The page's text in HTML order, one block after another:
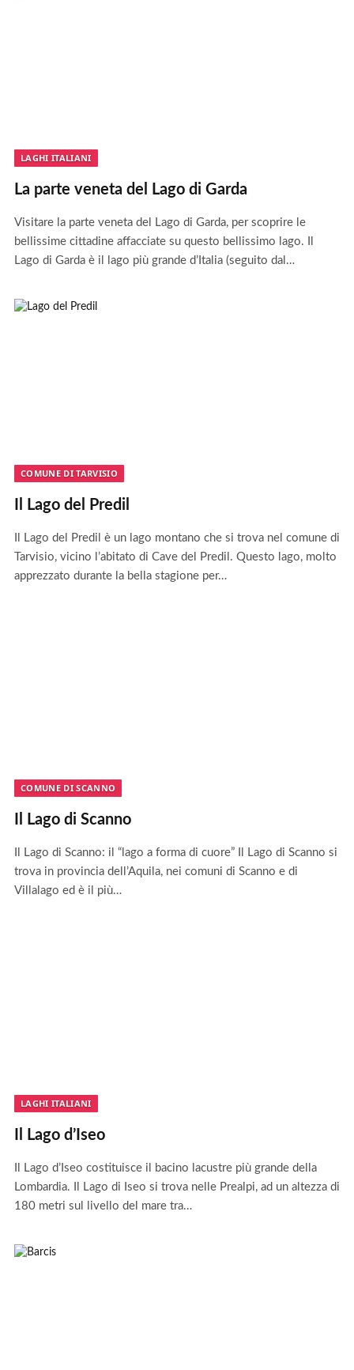
LAGHI ITALIANI
La parte veneta del Lago di Garda
Visitare la parte veneta del Lago di Garda, per scoprire le
bellissime cittadine affacciate su questo bellissimo lago. Il
Lago di Garda è il lago più grande d’Italia (seguito dal…
COMUNE DI TARVISIO
Il Lago del Predil
Il Lago del Predil è un lago montano che si trova nel comune di
Tarvisio, vicino l’abitato di Cave del Predil. Questo lago, molto
apprezzato durante la bella stagione per…
COMUNE DI SCANNO
Il Lago di Scanno
Il Lago di Scanno: il “lago a forma di cuore” Il Lago di Scanno si
trova in provincia dell’Aquila, nei comuni di Scanno e di
Villalago ed è il più…
LAGHI ITALIANI
Il Lago d’Iseo
Il Lago d’Iseo costituisce il bacino lacustre più grande della
Lombardia. Il Lago di Iseo si trova nelle Prealpi, ad un altezza di
180 metri sul livello del mare tra…